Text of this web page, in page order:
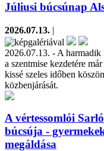
Júliusi búcsúnap
2026.07.13. |
2026.07.13. - A harmadik
a szentmise kezdetére
kissé szeles időben
közbenjárását.
A vértessomlói
búcsúja -
megáldása